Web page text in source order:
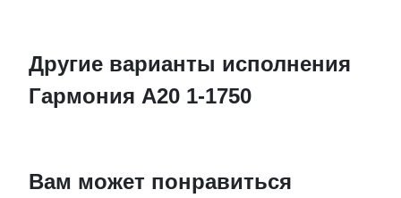
Другие варианты исполнения
Гармония А20 1-1750
Вам может понравиться